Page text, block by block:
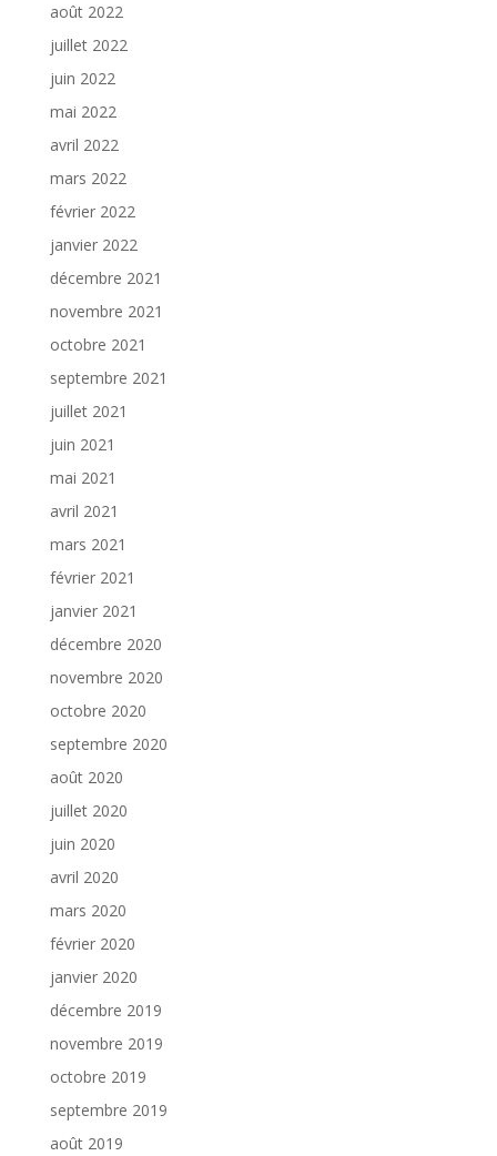
août 2022
juillet 2022
juin 2022
mai 2022
avril 2022
mars 2022
février 2022
janvier 2022
décembre 2021
novembre 2021
octobre 2021
septembre 2021
juillet 2021
juin 2021
mai 2021
avril 2021
mars 2021
février 2021
janvier 2021
décembre 2020
novembre 2020
octobre 2020
septembre 2020
août 2020
juillet 2020
juin 2020
avril 2020
mars 2020
février 2020
janvier 2020
décembre 2019
novembre 2019
octobre 2019
septembre 2019
août 2019